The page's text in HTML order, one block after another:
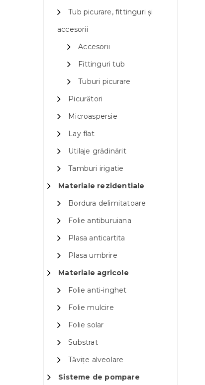
Tub picurare, fittinguri și
accesorii
Accesorii
Fittinguri tub
Tuburi picurare
Picurători
Microaspersie
Lay flat
Utilaje grădinărit
Tamburi irigatie
Materiale rezidentiale
Bordura delimitatoare
Folie antiburuiana
Plasa anticartita
Plasa umbrire
Materiale agricole
Folie anti-inghet
Folie mulcire
Folie solar
Substrat
Tăvițe alveolare
Sisteme de pompare